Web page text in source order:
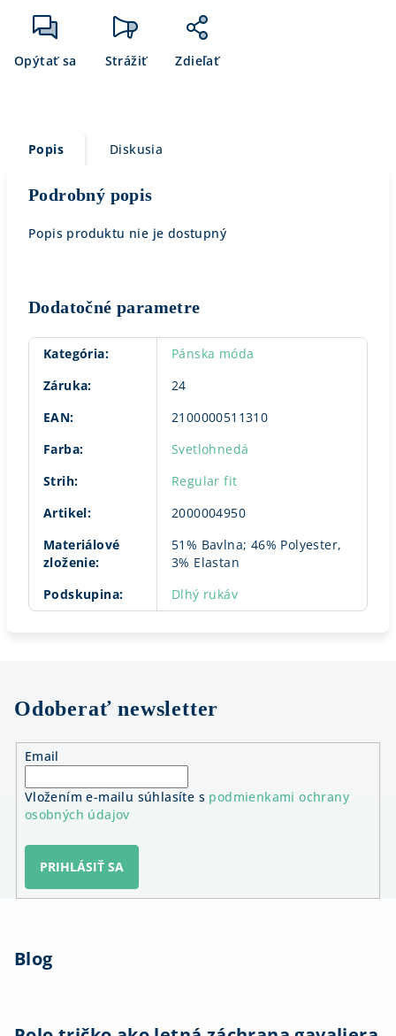
Opýtať sa Strážiť Zdieľať
Popis Diskusia
Podrobný popis
Popis produktu nie je dostupný
Dodatočné parametre
Kategória:
Pánska móda
Záruka:
24
EAN:
2100000511310
Farba:
Svetlohnedá
Strih:
Regular fit
Artikel:
2000004950
Materiálové
zloženie:
51% Bavlna; 46% Polyester,
3% Elastan
Podskupina: Dlhý rukáv
Odoberať newsletter
Email
Vložením e-mailu súhlasíte s podmienkami ochrany
osobných údajov
PRIHLÁSIŤ SA
Blog